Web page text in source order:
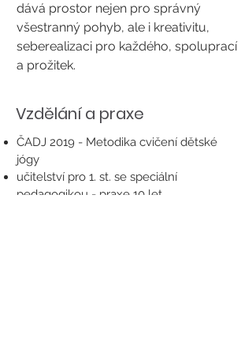
dává prostor nejen pro správný
všestranný pohyb, ale i kreativitu,
seberealizaci pro každého, spoluprací
a prožitek.
Vzdělání a praxe
ČADJ 2019 - Metodika cvičení dětské
jógy
učitelství pro 1. st. se speciální
pedagogikou - praxe 10 let